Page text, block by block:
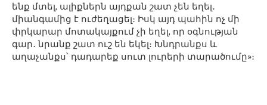
ենք մտել, ալիքներն այդքան շատ չեն եղել․
միանգամից է ուժեղացել։ Իսկ այդ պահին ոչ մի
փրկարար մոտակայքում չի եղել, որ օգնության
գար․ նրանք շատ ուշ են եկել։ Խնդրանքս և
աղաչանքս՝ դադարեք սուտ լուրերի տարածումը»։